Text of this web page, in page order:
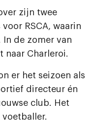
zijn twee
RSCA, waarin
In de zomer van
naar Charleroi.
er het seizoen als
directeur én
club. Het